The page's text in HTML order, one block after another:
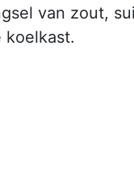
van zout,